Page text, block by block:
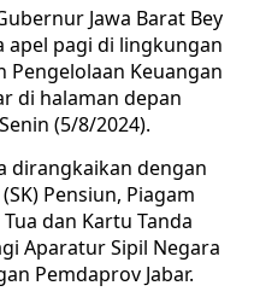
Jawa Barat Bey
pagi di lingkungan
Pengelolaan Keuangan
di halaman depan
(5/8/2024).
dirangkaikan dengan
Pensiun, Piagam
dan Kartu Tanda
Aparatur Sipil Negara
Pemdaprov Jabar.